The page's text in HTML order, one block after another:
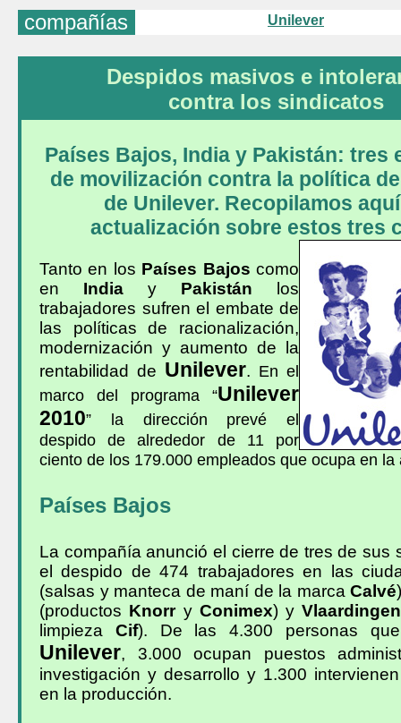
compañías Unilever
Despidos masivos e
contra los sindicatos
Países Bajos, India y Pakistán: tres
de movilización contra la política
de Unilever. Recopilamos
actualización sobre estos tres
Tanto en los Países Bajos como
en India y Pakistán los
trabajadores sufren el embate de
las políticas de racionalización,
modernización y aumento de la
rentabilidad de Unilever. En el
marco del programa “Unilever
2010” la dirección prevé el
despido de alrededor de 11 por
ciento de los 179.000 empleados que ocupa en la
Países Bajos
La compañía anunció el cierre de tres de sus
el despido de 474 trabajadores en las
(salsas y manteca de maní de la marcaCalvé
(productos Knorry Conimex) yVlaardingen
limpieza Cif). De las 4.300 personas
Unilever, 3.000 ocupan puestos
investigación y desarrollo y 1.300
en la producción.